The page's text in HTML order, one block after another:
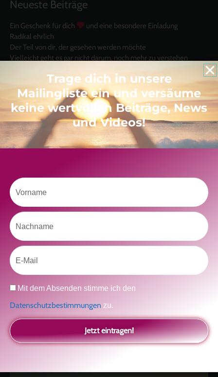
Neueste Beiträge
Ein Geschenk für dich
und eine besondere Einladung
Radikal ehrlich
Der Teil von dir, der gesehen werden möchte
Vielleicht geht es gar nicht darum, noch mehr zu verstehen
Like uns auf Facebook
kolitscher.by.biotic
Selbstliebe, Aussöhnung mit der Kindheit, Potenzial entfalten,
glückliche Beziehung-The Master KeyAsha und Marie-Luise
Trage dich in unsere
Mailingliste ein und versäume
keine wertvollen Beiträge, News
und Videos!
Vorname
Nachname
Email
Datenschutz
Mit dem Absenden stimme ich den
Datenschutzbestimmungen zu.
Jetzt eintragen!